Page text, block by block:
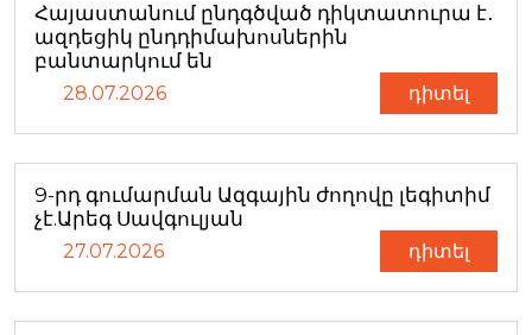
Հայաստանում ընդգծված դիկտատուրա է․
ազդեցիկ ընդդիմախոսներին
բանտարկում են
28.07.2026 դիտել
9-րդ գումարման Ազգային ժողովը լեգիտիմ
չէ.Արեգ Սավգուլյան
27.07.2026 դիտել